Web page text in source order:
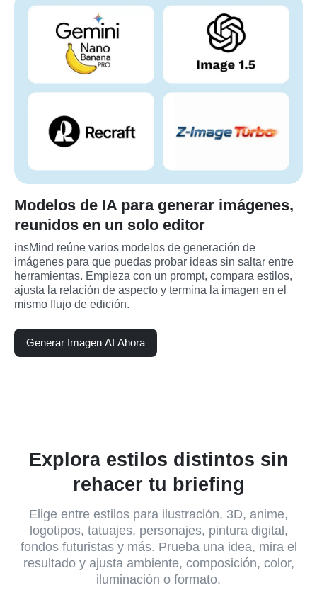
Modelos de IA para generar imágenes,
reunidos en un solo editor
insMind reúne varios modelos de generación de
imágenes para que puedas probar ideas sin saltar entre
herramientas. Empieza con un prompt, compara estilos,
ajusta la relación de aspecto y termina la imagen en el
mismo flujo de edición.
Generar Imagen AI Ahora
Explora estilos distintos sin
rehacer tu briefing
Elige entre estilos para ilustración, 3D, anime,
logotipos, tatuajes, personajes, pintura digital,
fondos futuristas y más. Prueba una idea, mira el
resultado y ajusta ambiente, composición, color,
iluminación o formato.